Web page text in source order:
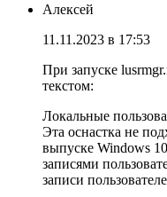
Алексей
11.11.2023 в 17:53
При запуске
текстом:
Локальные
Эта оснастка не
выпуске Windows
записями
записи